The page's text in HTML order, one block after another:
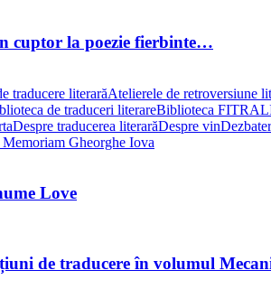
cuptor la poezie fierbinte…
traducere literarăAtelierele de retroversiune
de traduceri literareBiblioteca
Despre traducerea literarăDespre vin
Gheorghe Iova
Love
de traducere în volumul